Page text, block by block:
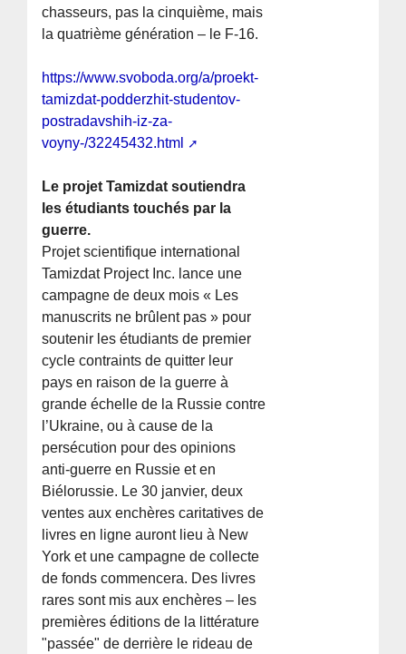
chasseurs, pas la cinquième, mais
la quatrième génération – le F-16.
https://www.svoboda.org/a/proekt-
tamizdat-podderzhit-studentov-
postradavshih-iz-za-
voyny-/32245432.html
Le projet Tamizdat soutiendra
les étudiants touchés par la
guerre.
Projet scientifique international
Tamizdat Project Inc. lance une
campagne de deux mois « Les
manuscrits ne brûlent pas » pour
soutenir les étudiants de premier
cycle contraints de quitter leur
pays en raison de la guerre à
grande échelle de la Russie contre
l’Ukraine, ou à cause de la
persécution pour des opinions
anti-guerre en Russie et en
Biélorussie. Le 30 janvier, deux
ventes aux enchères caritatives de
livres en ligne auront lieu à New
York et une campagne de collecte
de fonds commencera. Des livres
rares sont mis aux enchères – les
premières éditions de la littérature
"passée" de derrière le rideau de